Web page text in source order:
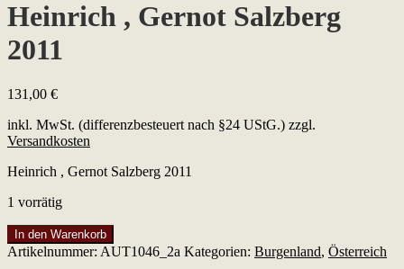
Heinrich , Gernot Salzberg
2011
131,00 €
inkl. MwSt. (differenzbesteuert nach §24 UStG.) zzgl.
Versandkosten
Heinrich , Gernot Salzberg 2011
1 vorrätig
Heinrich
,
In den Warenkorb
Artikelnummer: AUT1046_2a Kategorien: Burgenland, Österreich